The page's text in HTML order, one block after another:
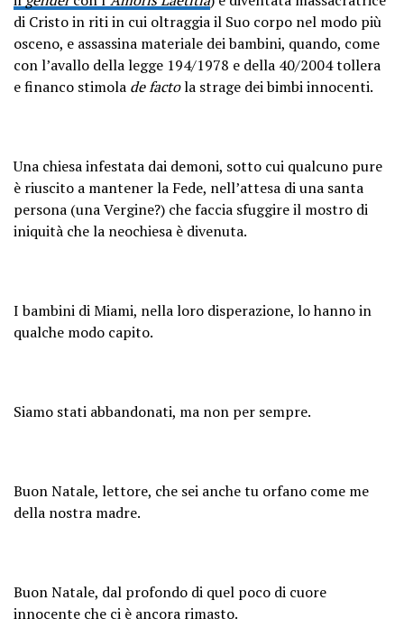
di Cristo in riti in cui oltraggia il Suo corpo nel modo più
osceno, e assassina materiale dei bambini, quando, come
con l’avallo della legge 194/1978 e della 40/2004 tollera
e financo stimola de factola strage dei bimbi innocenti.
Una chiesa infestata dai demoni, sotto cui qualcuno pure
è riuscito a mantener la Fede, nell’attesa di una santa
persona (una Vergine?) che faccia sfuggire il mostro di
iniquità che la neochiesa è divenuta.
I bambini di Miami, nella loro disperazione, lo hanno in
qualche modo capito.
Siamo stati abbandonati, ma non per sempre.
Buon Natale, lettore, che sei anche tu orfano come me
della nostra madre.
Buon Natale, dal profondo di quel poco di cuore
innocente che ci è ancora rimasto.